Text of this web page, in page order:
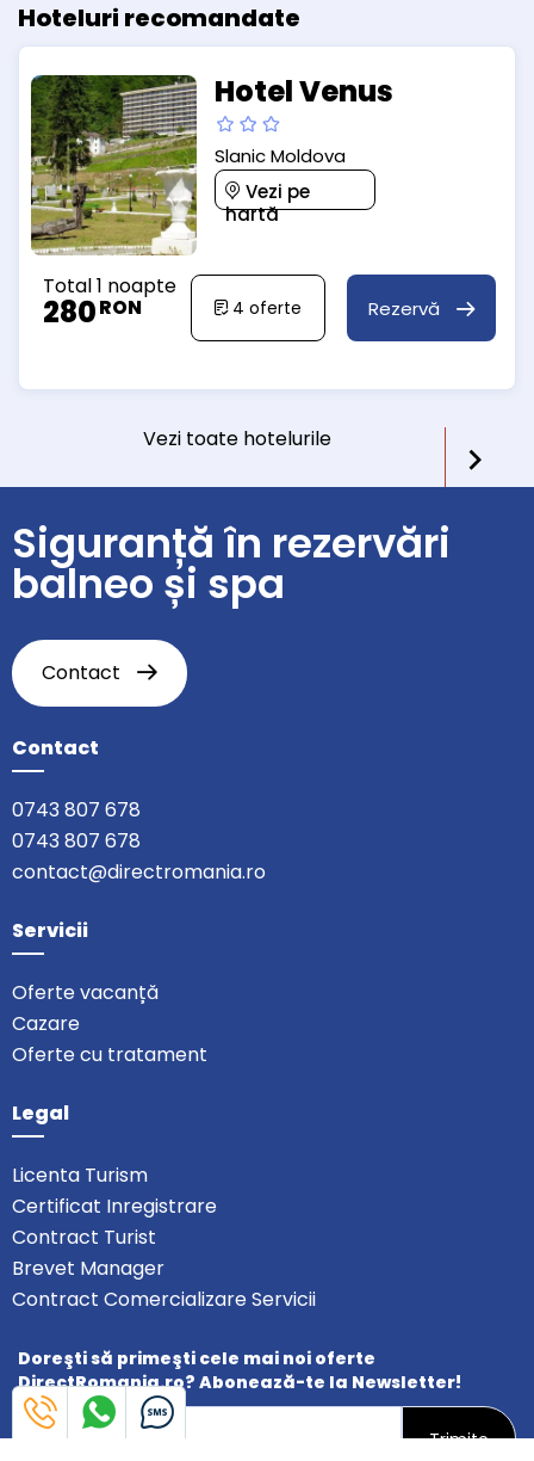
Hoteluri recomandate
Hotel Venus
Slanic Moldova
Vezi pe
hartă
Total 1 noapte
280RON 4 oferte Rezervă
Vezi toate hotelurile
Siguranță în rezervări
balneo și spa
Contact
Contact
0743 807 678
0743 807 678
contact@directromania.ro
Servicii
Oferte vacanță
Cazare
Oferte cu tratament
Legal
Licenta Turism
Certificat Inregistrare
Contract Turist
Brevet Manager
Contract Comercializare Servicii
Doreşti să primeşti cele mai noi oferte
DirectRomania.ro? Abonează-te la Newsletter!